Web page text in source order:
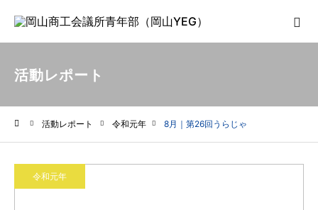
活動レポート
活動レポート 令和元年 8月｜第26回うらじゃ
令和元年